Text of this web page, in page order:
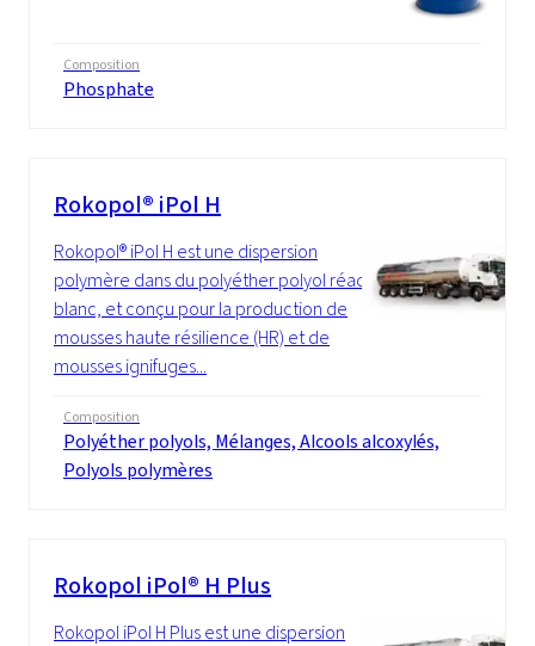
Composition
Phosphate
Rokopol® iPol H
Rokopol® iPol H est une dispersion
polymère dans du polyéther polyol réactif,
blanc, et conçu pour la production de
mousses haute résilience (HR) et de
mousses ignifuges...
Composition
Polyéther polyols, Mélanges, Alcools alcoxylés,
Polyols polymères
Rokopol iPol® H Plus
Rokopol iPol H Plus est une dispersion